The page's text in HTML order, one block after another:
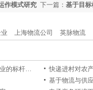
下一篇： 基于目
作模式研究
上海物流公司 英脉物流
快递进村对农
基于物流与供